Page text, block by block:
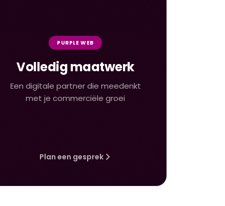
PURPLE WEB
Volledig maatwerk
Een digitale partner die meedenkt
met je commerciële groei
Plan een gesprek